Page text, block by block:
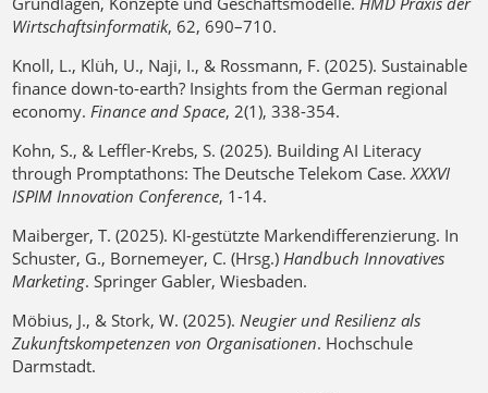
Wirtschaftsinformatik, 62, 690–710.
Knoll, L., Klüh, U., Naji, I., & Rossmann, F. (2025). Sustainable
finance down-to-earth? Insights from the German regional
economy.Finance and Space, 2(1), 338-354.
Kohn, S., & Leffler-Krebs, S. (2025). Building AI Literacy
through Promptathons: The Deutsche Telekom Case.XXXVI
ISPIM Innovation Conference, 1-14.
Maiberger, T. (2025). KI-gestützte Markendifferenzierung. In
Schuster, G., Bornemeyer, C. (Hrsg.)Handbuch Innovatives
Marketing. Springer Gabler, Wiesbaden.
Möbius, J., & Stork, W. (2025).Neugier und Resilienz als
Zukunftskompetenzen von Organisationen. Hochschule
Darmstadt.